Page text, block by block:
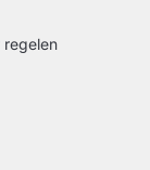
regelen